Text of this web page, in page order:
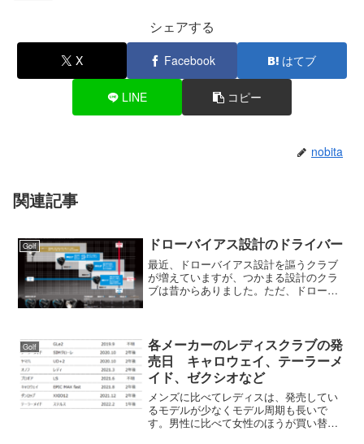
シェアする
X Facebook はてブ
LINE コピー
nobita
関連記事
Golf ドローバイアス設計のドライバー
最近、ドローバイアス設計を謳うクラブ
が増えていますが、つかまる設計のクラ
ブは昔からありました。ただ、ドローバ
簡単に打てるわけではない...
Golf
各メーカーのレディスクラブの発
売日 キャロウェイ、テーラーメ
イド、ゼクシオなど
メンズに比べてレディスは、発売してい
るモデルが少なくモデル周期も長いで
す。男性に比べて女性のほうが買い替え